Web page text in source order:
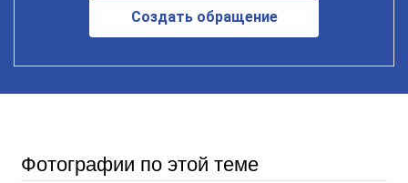
Создать обращение
Фотографии по этой теме